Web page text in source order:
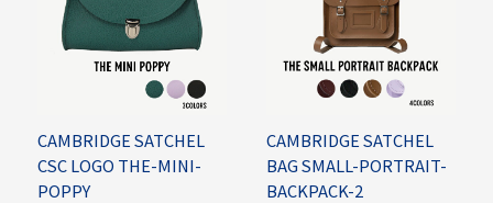
CAMBRIDGE SATCHEL
CSC LOGO THE-MINI-
POPPY
CAMBRIDGE SATCHEL
BAG SMALL-PORTRAIT-
BACKPACK-2